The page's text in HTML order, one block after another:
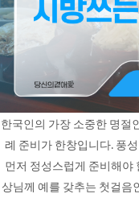
한국인의 가장 소중한 명절
례 준비가 한창입니다. 풍
먼저 정성스럽게 준비해야
상님께 예를 갖추는 첫걸음